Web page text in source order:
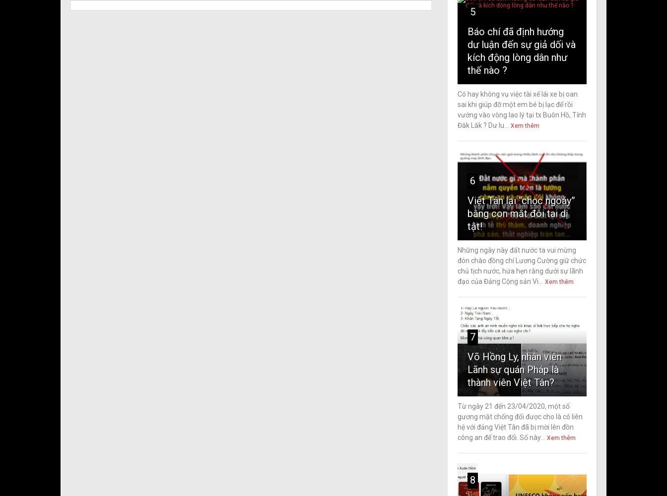
5
Báo chí đã định hướng
dư luận đến sự giả dối và
kích động lòng dân như
thế nào ?
Có hay không vụ việc tài xế lái xe bị oan
sai khi giúp đỡ một em bé bị lạc để rồi
vướng vào vòng lao lý tại tx Buôn Hồ, Tỉnh
Đăk Lăk ? Dư lu...
Xem thêm
6
Việt Tân lại “chọc ngoáy”
bằng con mắt đôi tai dị
tật!
Những ngày này đất nước ta vui mừng
đón chào đồng chí Lương Cường giữ chức
chủ tịch nước, hứa hẹn rằng dưới sự lãnh
đạo của Đảng Cộng sản Vi...
Xem thêm
7
Võ Hồng Ly, nhân viên
Lãnh sự quán Pháp là
thành viên Việt Tân?
Từ ngày 21 đến 23/04/2020, một số
gương mặt chống đối được cho là có liên
hệ với đảng Việt Tân đã bị mời lên đồn
công an để trao đổi. Số này...
Xem thêm
8